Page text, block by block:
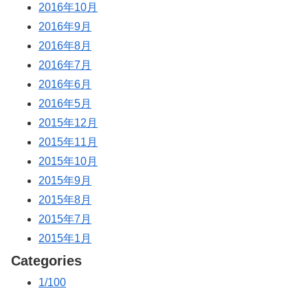
2016年10月
2016年9月
2016年8月
2016年7月
2016年6月
2016年5月
2015年12月
2015年11月
2015年10月
2015年9月
2015年8月
2015年7月
2015年1月
Categories
1/100